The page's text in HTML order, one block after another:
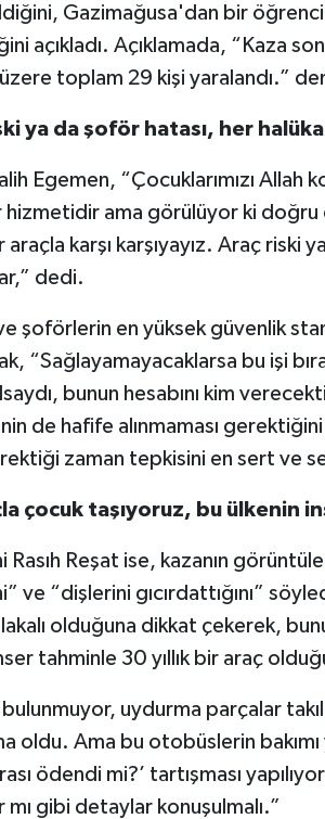
Gazimağusa'dan bir
açıkladı. Açıklamada, “Kaza
toplam 29 kişi yaralandı.”
ya da şoför hatası, her
Egemen, “Çocuklarımızı Allah
hizmetidir ama görülüyor ki
karşı karşıyayız. Araç riski
dedi.
şoförlerin en yüksek güvenlik
“Sağlayamayacaklarsa bu işi
bunun hesabını kim
de hafife alınmaması
zaman tepkisini en sert ve
çocuk taşıyoruz, bu ülkenin
Rasıh Reşat ise, kazanın
ve “dişlerini gıcırdattığını”
olduğuna dikkat çekerek,
tahminle 30 yıllık bir araç
bulunmuyor, uydurma parçalar
oldu. Ama bu otobüslerin
ödendi mi?’ tartışması
gibi detaylar konuşulmalı.”